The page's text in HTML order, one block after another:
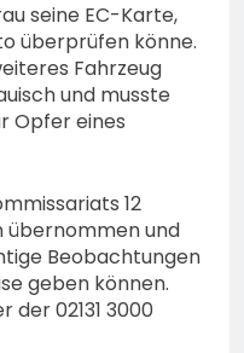
seine EC-Karte,
überprüfen könne.
Fahrzeug
und musste
Opfer eines
12
übernommen und
Beobachtungen
geben können.
der 02131 3000